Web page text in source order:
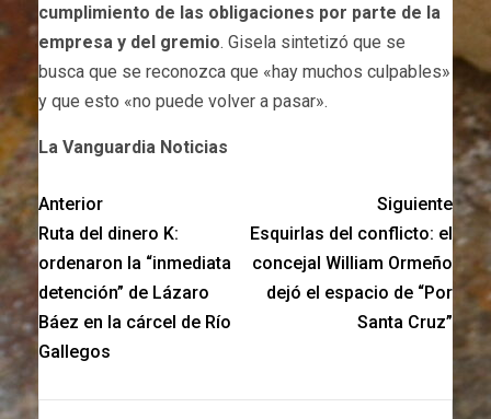
cumplimiento de las obligaciones por parte de la
empresa y del gremio. Gisela sintetizó que se
busca que se reconozca que «hay muchos culpables»
y que esto «no puede volver a pasar».
La Vanguardia Noticias
Anterior
Ruta del dinero K:
ordenaron la “inmediata
detención” de Lázaro
Báez en la cárcel de Río
Gallegos
Siguiente
Esquirlas del conflicto: el
concejal William Ormeño
dejó el espacio de “Por
Santa Cruz”